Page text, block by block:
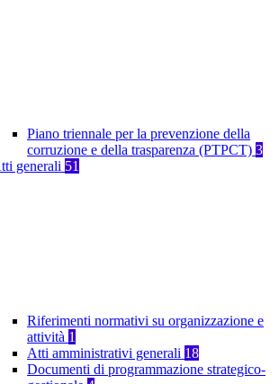
Piano triennale per la prevenzione della
corruzione e della trasparenza (PTPCT) 3
generali 51
Riferimenti normativi su organizzazione e
attività 1
Atti amministrativi generali 18
Documenti di programmazione strategico-